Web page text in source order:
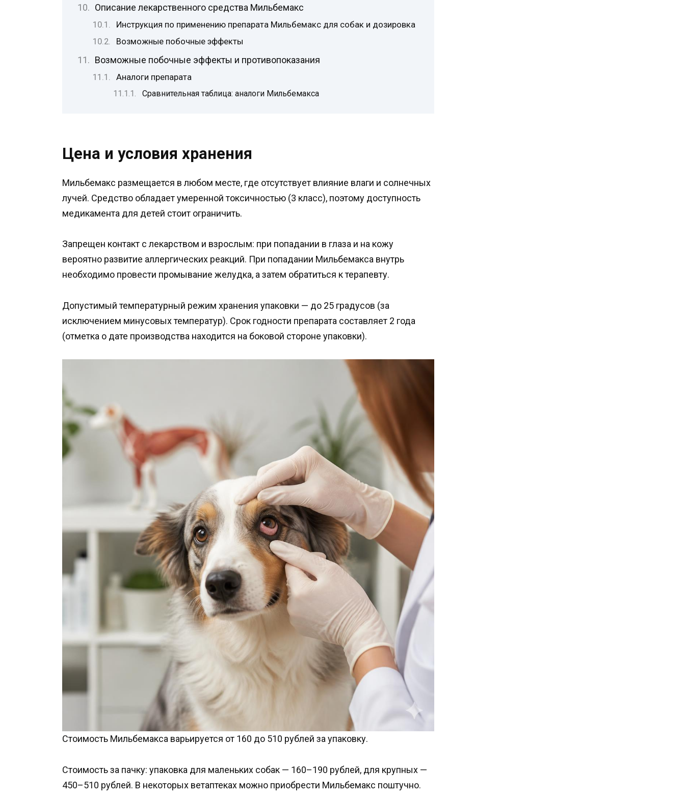
Описание лекарственного средства Мильбемакс
Инструкция по применению препарата Мильбемакс для собак и дозировка
Возможные побочные эффекты
Возможные побочные эффекты и противопоказания
Аналоги препарата
Сравнительная таблица: аналоги Мильбемакса
Цена и условия хранения
Мильбемакс размещается в любом месте, где отсутствует влияние влаги и солнечных
лучей. Средство обладает умеренной токсичностью (3 класс), поэтому доступность
медикамента для детей стоит ограничить.
Запрещен контакт с лекарством и взрослым: при попадании в глаза и на кожу
вероятно развитие аллергических реакций. При попадании Мильбемакса внутрь
необходимо провести промывание желудка, а затем обратиться к терапевту.
Допустимый температурный режим хранения упаковки — до 25 градусов (за
исключением минусовых температур). Срок годности препарата составляет 2 года
(отметка о дате производства находится на боковой стороне упаковки).
Стоимость Мильбемакса варьируется от 160 до 510 рублей за упаковку.
Стоимость за пачку: упаковка для маленьких собак — 160–190 рублей, для крупных —
450–510 рублей. В некоторых ветаптеках можно приобрести Мильбемакс поштучно.